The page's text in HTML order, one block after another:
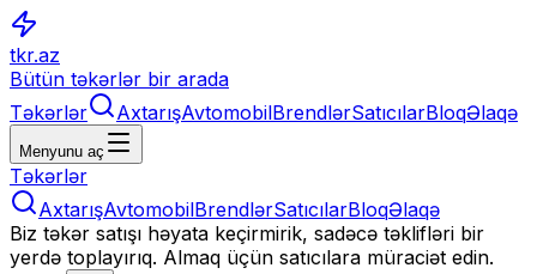
tkr.az
Bütün təkərlər bir arada
Təkərlər
AxtarışAvtomobilBrendlərSatıcılarBloqƏlaqə
Menyunu aç
Təkərlər
AxtarışAvtomobilBrendlərSatıcılarBloqƏlaqə
Biz təkər satışı həyata keçirmirik, sadəcə təklifləri bir
yerdə toplayırıq. Almaq üçün satıcılara müraciət edin.